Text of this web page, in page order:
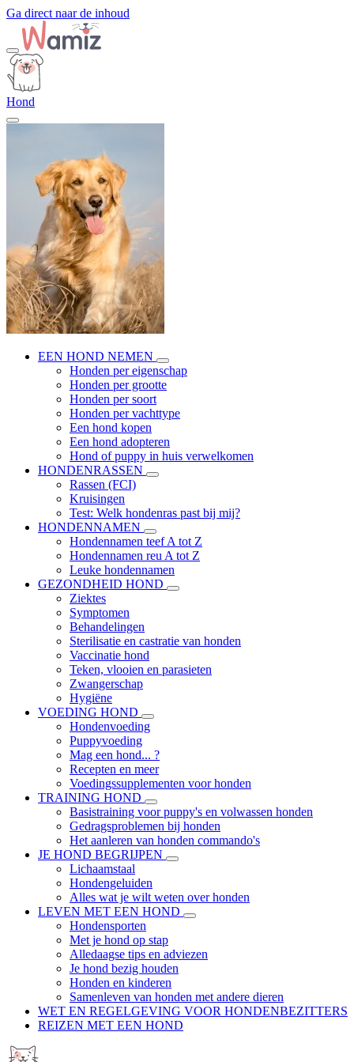
Ga direct naar de inhoud
Hond
EEN HOND NEMEN
Honden per eigenschap
Honden per grootte
Honden per soort
Honden per vachttype
Een hond kopen
Een hond adopteren
Hond of puppy in huis verwelkomen
HONDENRASSEN
Rassen (FCI)
Kruisingen
Test: Welk hondenras past bij mij?
HONDENNAMEN
Hondennamen teef A tot Z
Hondennamen reu A tot Z
Leuke hondennamen
GEZONDHEID HOND
Ziektes
Symptomen
Behandelingen
Sterilisatie en castratie van honden
Vaccinatie hond
Teken, vlooien en parasieten
Zwangerschap
Hygiëne
VOEDING HOND
Hondenvoeding
Puppyvoeding
Mag een hond... ?
Recepten en meer
Voedingssupplementen voor honden
TRAINING HOND
Basistraining voor puppy's en volwassen honden
Gedragsproblemen bij honden
Het aanleren van honden commando's
JE HOND BEGRIJPEN
Lichaamstaal
Hondengeluiden
Alles wat je wilt weten over honden
LEVEN MET EEN HOND
Hondensporten
Met je hond op stap
Alledaagse tips en adviezen
Je hond bezig houden
Honden en kinderen
Samenleven van honden met andere dieren
WET EN REGELGEVING VOOR HONDENBEZITTERS
REIZEN MET EEN HOND